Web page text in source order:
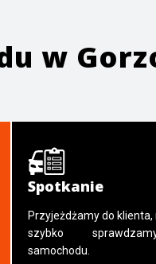
w
Spotkanie
Przyjeżdżamy do klienta,
szybko
samochodu.